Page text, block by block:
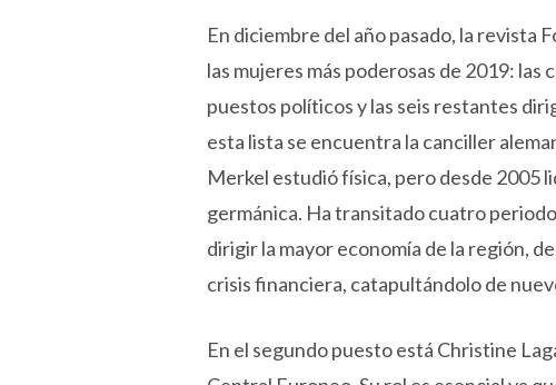
En diciembre del año pasado, la revista
las mujeres más poderosas de 2019:
puestos políticos y las seis restantes
esta lista se encuentra la canciller
Merkel estudió física, pero desde 2005
germánica. Ha transitado cuatro
dirigir la mayor economía de la región,
crisis financiera, catapultándolo de
En el segundo puesto está Christine